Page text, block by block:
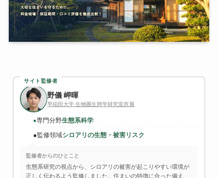
サイト監修者
野儀 岬暉
早稲田大学 生物圏生態学研究室所属
●専門分野生態系科学
●監修領域シロアリの生態・被害リスク
監修者からのひとこと
生態系研究の視点から、シロアリの被害が起こりやすい環境が
正しく伝わるよう監修しました。住まいの特徴に合った備え